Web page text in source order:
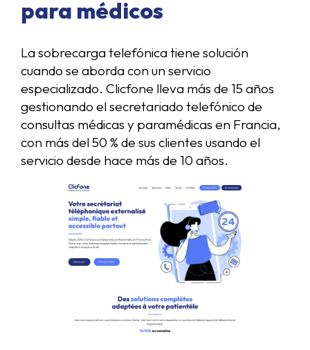
para médicos
La sobrecarga telefónica tiene solución
cuando se aborda con un servicio
especializado. Clicfone lleva más de 15 años
gestionando el secretariado telefónico de
consultas médicas y paramédicas en Francia,
con más del 50 % de sus clientes usando el
servicio desde hace más de 10 años.